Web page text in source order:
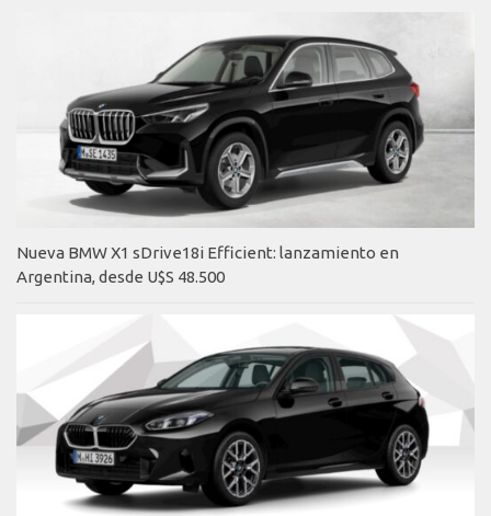
Nueva BMW X1 sDrive18i Efficient: lanzamiento en
Argentina, desde U$S 48.500